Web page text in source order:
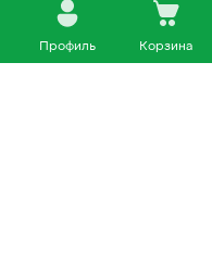
Профиль Корзина